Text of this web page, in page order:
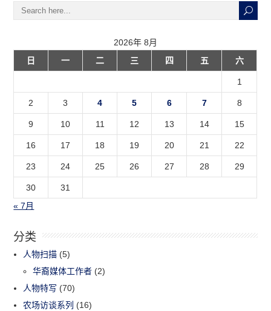
2026年 8月
日
一 二 三 四 五 六
1
2 3 4 5 6 7 8
9 10 11 12 13 14 15
16 17 18 19 20 21 22
23 24 25 26 27 28 29
30
31
« 7月
分类
人物扫描 (5)
华裔媒体工作者 (2)
人物特写 (70)
农场访谈系列 (16)